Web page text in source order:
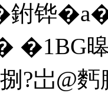
铧
暤
?岀@